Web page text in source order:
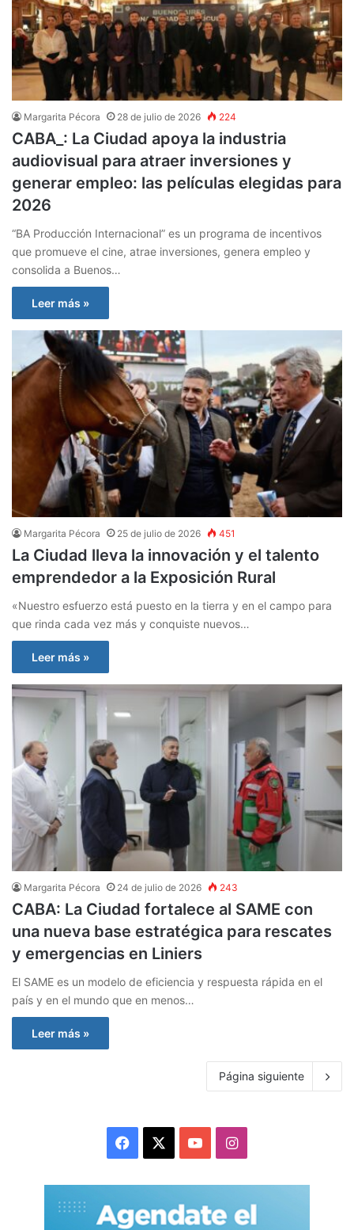
Margarita Pécora 28 de julio de 2026 224
CABA_: La Ciudad apoya la industria
audiovisual para atraer inversiones y
generar empleo: las películas elegidas para
2026
“BA Producción Internacional” es un programa de incentivos
que promueve el cine, atrae inversiones, genera empleo y
consolida a Buenos…
Leer más »
Margarita Pécora 25 de julio de 2026 451
La Ciudad lleva la innovación y el talento
emprendedor a la Exposición Rural
«Nuestro esfuerzo está puesto en la tierra y en el campo para
que rinda cada vez más y conquiste nuevos…
Leer más »
Margarita Pécora 24 de julio de 2026 243
CABA: La Ciudad fortalece al SAME con
una nueva base estratégica para rescates
y emergencias en Liniers
El SAME es un modelo de eficiencia y respuesta rápida en el
país y en el mundo que en menos…
Leer más »
Página siguiente
Facebook YouTubeInstagram